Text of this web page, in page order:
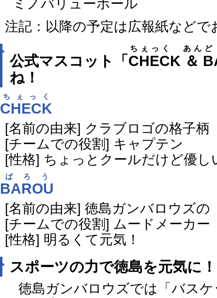
ミノバリューホール
注記：以降の予定は広報紙など
公式マスコット「 CHECK ＆
ちぇっく あん
ね！
CHECK
ちぇっく
[名前の由来] クラブロゴの格子柄
[チームでの役割] キャプテン
[性格] ちょっとクールだけど優し
BAROU
ばろう
[名前の由来] 徳島ガンバロウズの
[チームでの役割] ムードメーカー
[性格] 明るくて元気！
スポーツの力で徳島を元気に！
徳島ガンバロウズでは「バスケ